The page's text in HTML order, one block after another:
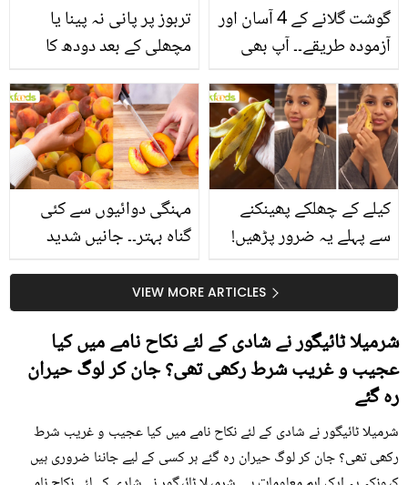
تربوز پر پانی نہ پینا یا
مچھلی کے بعد دودھ کا
سے متعلق غلط فہمیوں کی
حقیقت کیا ہے اور افواہ
کیا؟
گوشت گلانے کے 4 آسان اور
آزمودہ طریقے۔۔ آپ بھی
بتائے راز
مہنگی دوائیوں سے کئی
گناہ بہتر۔۔ جانیں شدید
کیوں کھانا چاہیے؟
کیلے کے چھلکے پھینکنے
سے پہلے یہ ضرور پڑھیں!
سستا اور قدرتی حلVIEW MORE ARTICLES
شرمیلا ٹائیگور نے شادی کے لئے نکاح نامے میں کیا
عجیب و غریب شرط رکھی تھی؟ جان کر لوگ حیران
رہ گئے
شرمیلا ٹائیگور نے شادی کے لئے نکاح نامے میں کیا عجیب و غریب شرط
رکھی تھی؟ جان کر لوگ حیران رہ گئے ہر کسی کے لیے جاننا ضروری ہیں